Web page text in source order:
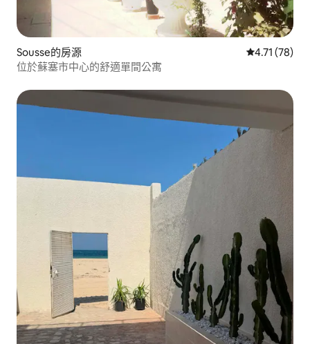
Sousse的房源 從 78 則評價
4.71 (78)
位於蘇塞市中心的舒適單間公寓